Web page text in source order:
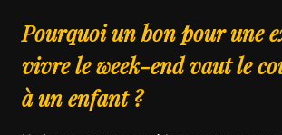
Pourquoi un bon pour une
vivre le week-end vaut le
à un enfant ?